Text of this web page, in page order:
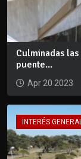
Culminadas
puente...
Apr 20 2023
INTERÉS